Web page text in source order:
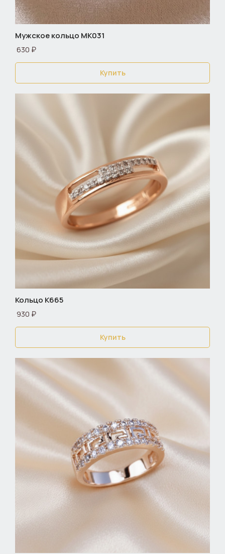
Мужское кольцо МК031
630 ₽
Купить
Кольцо К665
930 ₽
Купить